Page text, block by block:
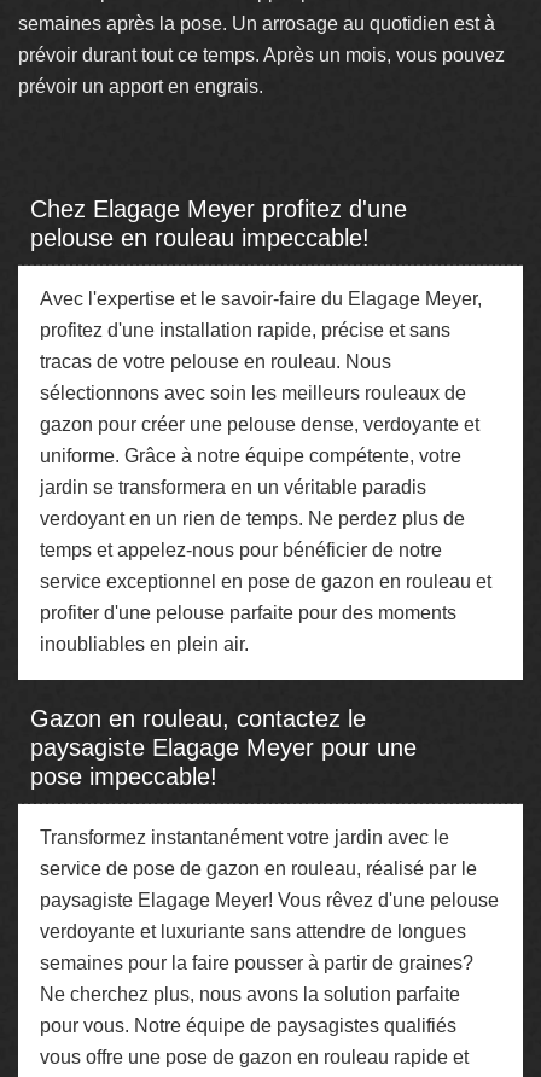
semaines après la pose. Un arrosage au quotidien est à
prévoir durant tout ce temps. Après un mois, vous pouvez
prévoir un apport en engrais.
Chez Elagage Meyer profitez d'une
pelouse en rouleau impeccable!
Avec l'expertise et le savoir-faire du Elagage Meyer,
profitez d'une installation rapide, précise et sans
tracas de votre pelouse en rouleau. Nous
sélectionnons avec soin les meilleurs rouleaux de
gazon pour créer une pelouse dense, verdoyante et
uniforme. Grâce à notre équipe compétente, votre
jardin se transformera en un véritable paradis
verdoyant en un rien de temps. Ne perdez plus de
temps et appelez-nous pour bénéficier de notre
service exceptionnel en pose de gazon en rouleau et
profiter d'une pelouse parfaite pour des moments
inoubliables en plein air.
Gazon en rouleau, contactez le
paysagiste Elagage Meyer pour une
pose impeccable!
Transformez instantanément votre jardin avec le
service de pose de gazon en rouleau, réalisé par le
paysagiste Elagage Meyer! Vous rêvez d'une pelouse
verdoyante et luxuriante sans attendre de longues
semaines pour la faire pousser à partir de graines?
Ne cherchez plus, nous avons la solution parfaite
pour vous. Notre équipe de paysagistes qualifiés
vous offre une pose de gazon en rouleau rapide et